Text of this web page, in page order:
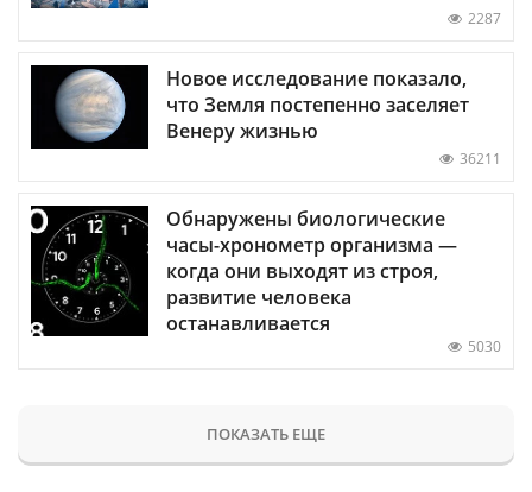
2287
Новое исследование показало,
что Земля постепенно заселяет
Венеру жизнью
36211
Обнаружены биологические
часы-хронометр организма —
когда они выходят из строя,
развитие человека
останавливается
5030
ПОКАЗАТЬ ЕЩЕ